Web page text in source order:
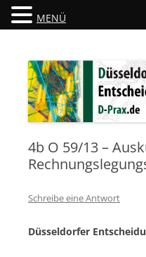
Düsseldorfer
4b O 59/13 –
Schreibe eine Antwort
Düsseldorfer
MENÜ